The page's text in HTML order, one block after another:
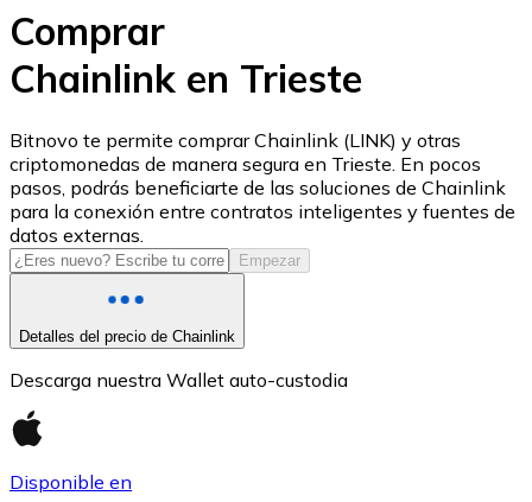
USD Coin
USDC
Litecoin
Comprar
Chainlink en Trieste
Bitnovo te permite comprar Chainlink (LINK) y otras
criptomonedas de manera segura en Trieste. En pocos
pasos, podrás beneficiarte de las soluciones de Chainlink
para la conexión entre contratos inteligentes y fuentes de
datos externas.
Empezar
Detalles del precio de Chainlink
Descarga nuestra Wallet auto-custodia
Disponible en